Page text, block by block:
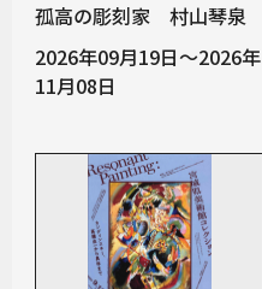
孤高の彫刻家 村山琴泉
2026年09月19日～2026年
11月08日